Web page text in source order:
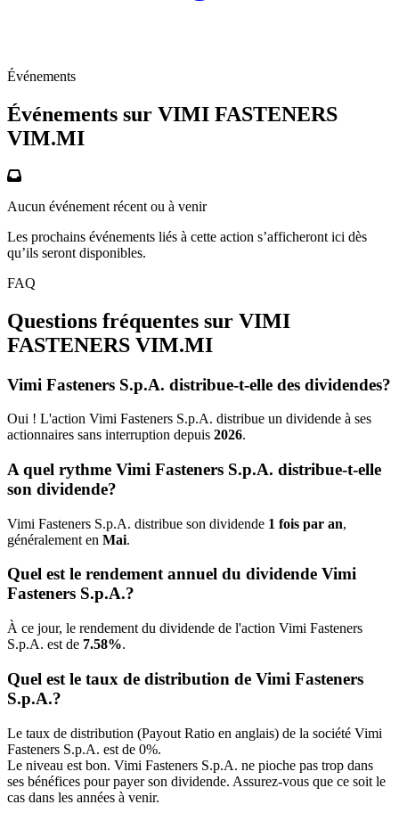
Événements
Événements sur VIMI FASTENERS
VIM.MI
Aucun événement récent ou à venir
Les prochains événements liés à cette action s’afficheront ici dès
qu’ils seront disponibles.
FAQ
Questions fréquentes sur VIMI
FASTENERS VIM.MI
Vimi Fasteners S.p.A. distribue-t-elle des dividendes?
Oui ! L'action Vimi Fasteners S.p.A. distribue un dividende à ses
actionnaires sans interruption depuis 2026.
A quel rythme Vimi Fasteners S.p.A. distribue-t-elle
son dividende?
Vimi Fasteners S.p.A. distribue son dividende 1 fois par an,
généralement en Mai.
Quel est le rendement annuel du dividende Vimi
Fasteners S.p.A.?
À ce jour, le rendement du dividende de l'action Vimi Fasteners
S.p.A. est de 7.58%.
Quel est le taux de distribution de Vimi Fasteners
S.p.A.?
Le taux de distribution (Payout Ratio en anglais) de la société Vimi
Fasteners S.p.A. est de 0%.
Le niveau est bon. Vimi Fasteners S.p.A. ne pioche pas trop dans
ses bénéfices pour payer son dividende. Assurez-vous que ce soit le
cas dans les années à venir.